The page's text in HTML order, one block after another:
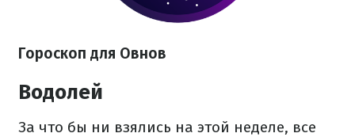
Гороскоп для Овнов
Водолей
За что бы ни взялись на этой неделе, все